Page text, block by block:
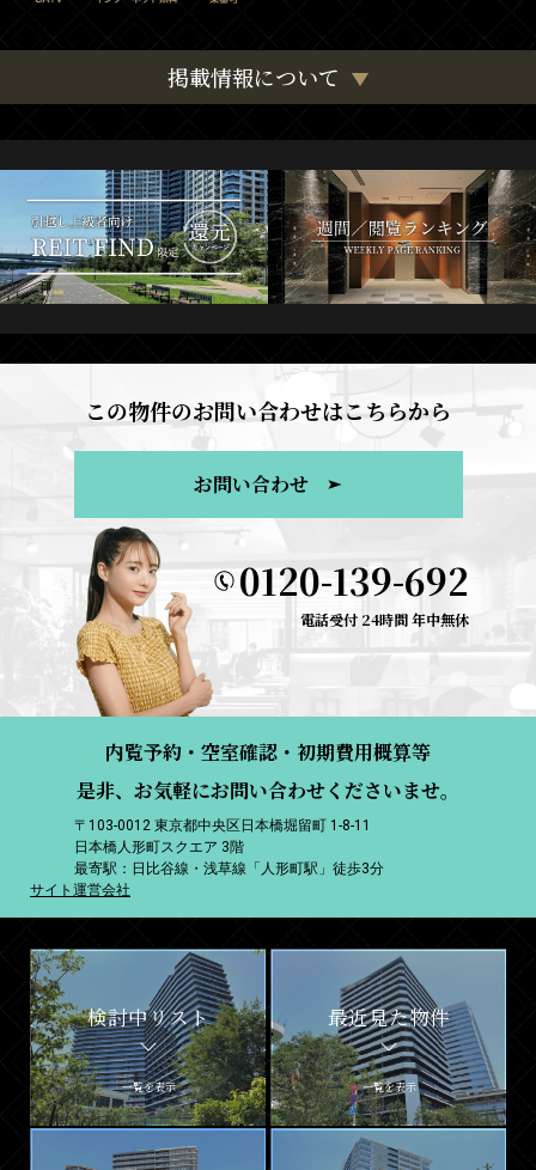
掲載情報について
この物件のお問い合わせはこちらから
お問い合わせ
0120-139-692
電話受付 24時間 年中無休
内覧予約・空室確認・初期費用概算等
是非、お気軽にお問い合わせくださいませ。
〒103-0012 東京都中央区日本橋堀留町 1-8-11
日本橋人形町スクエア 3階
最寄駅：日比谷線・浅草線「人形町駅」徒歩3分
サイト運営会社
検討中リスト
一覧を表示
最近見た物件
一覧を表示